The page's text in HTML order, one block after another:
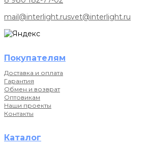
mail@interlight.rusvet@interlight.ru
Покупателям
Доставка и оплата
Гарантия
Обмен и возврат
Оптовикам
Наши проекты
Контакты
Каталог